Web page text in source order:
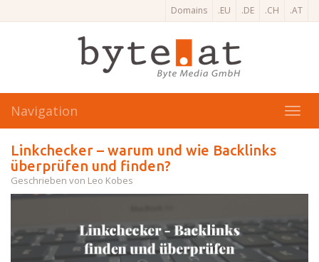
Domains .EU .DE .CH .AT
Navigation
Linkchecker – warum und wie Backlinks
überprüfen und finden?
Geschrieben von Leo Kobes